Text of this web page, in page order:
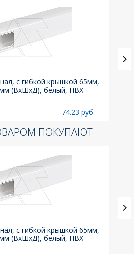
с гибкой крышкой 65мм,
(ВхШхД), белый, ПВХ
74.23 руб.
ПОКУПАЮТ
с гибкой крышкой 65мм,
(ВхШхД), белый, ПВХ